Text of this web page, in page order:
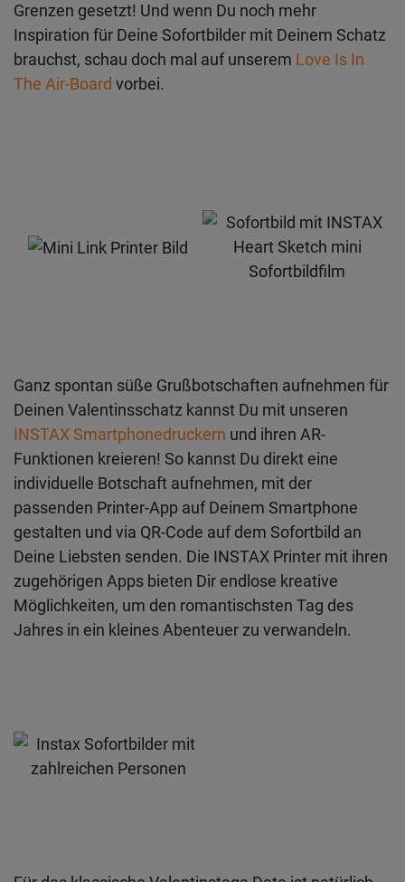
Grenzen gesetzt! Und wenn Du noch mehr
Inspiration für Deine Sofortbilder mit Deinem Schatz
brauchst, schau doch mal auf unserem Love Is In
The Air-Board vorbei.
Ganz spontan süße Grußbotschaften aufnehmen für
Deinen Valentinsschatz kannst Du mit unseren
INSTAX Smartphonedruckern und ihren AR-
Funktionen kreieren! So kannst Du direkt eine
individuelle Botschaft aufnehmen, mit der
passenden Printer-App auf Deinem Smartphone
gestalten und via QR-Code auf dem Sofortbild an
Deine Liebsten senden. Die INSTAX Printer mit ihren
zugehörigen Apps bieten Dir endlose kreative
Möglichkeiten, um den romantischsten Tag des
Jahres in ein kleines Abenteuer zu verwandeln.